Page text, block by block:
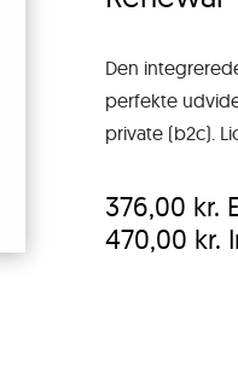
Den
perfekte
private (b2c).
376,00 kr.
470,00 kr.